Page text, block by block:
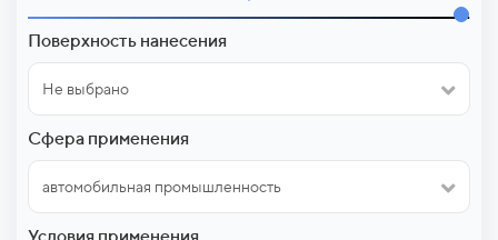
Поверхность нанесения
Не выбрано
Сфера применения
автомобильная промышленность